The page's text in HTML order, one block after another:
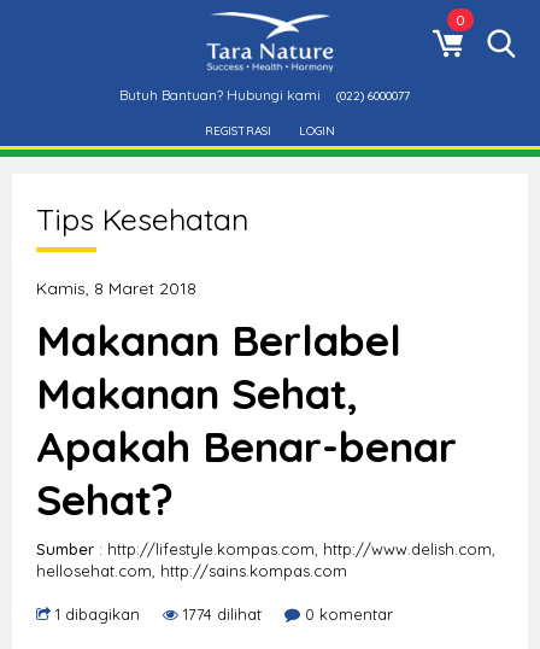
0
Butuh Bantuan? Hubungi kami (022) 6000077
REGISTRASI LOGIN
Tips Kesehatan
Kamis, 8 Maret 2018
Makanan Berlabel
Makanan Sehat,
Apakah Benar-benar
Sehat?
Sumber : http://lifestyle.kompas.com, http://www.delish.com,
hellosehat.com, http://sains.kompas.com
1 dibagikan 1774 dilihat 0 komentar